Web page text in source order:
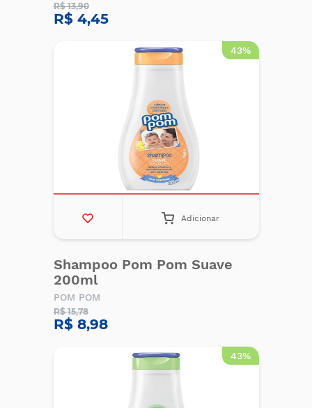
R$ 13,90
R$ 4,45
43%
Adicionar
Shampoo Pom Pom Suave
200ml
POM POM
R$ 15,78
R$ 8,98
43%